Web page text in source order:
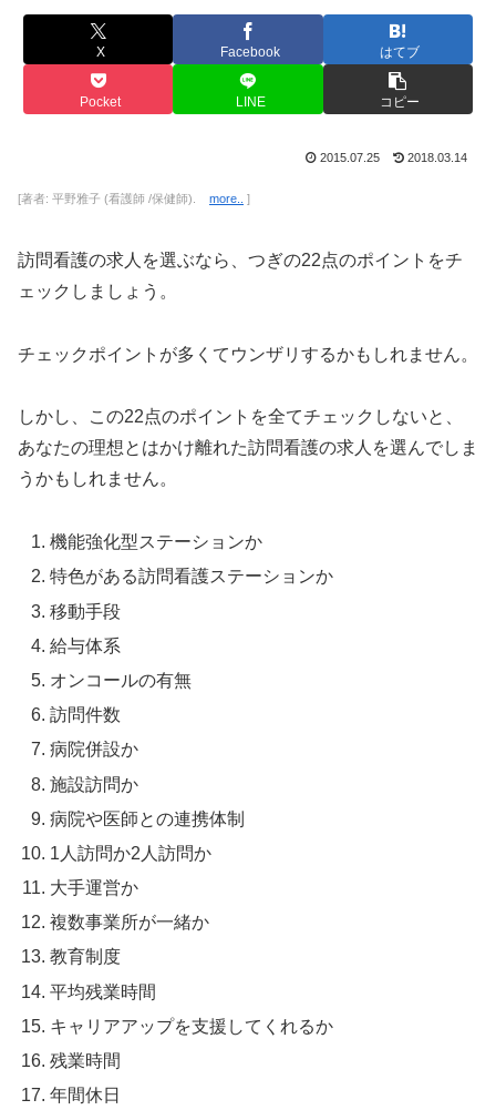
X Facebook はてブ
Pocket LINE コピー
2015.07.25 2018.03.14
[著者: 平野雅子 (看護師 /保健師). more.. ]
訪問看護の求人を選ぶなら、つぎの22点のポイントをチ
ェックしましょう。
チェックポイントが多くてウンザリするかもしれません。
しかし、この22点のポイントを全てチェックしないと、
あなたの理想とはかけ離れた訪問看護の求人を選んでしま
うかもしれません。
機能強化型ステーションか
特色がある訪問看護ステーションか
移動手段
給与体系
オンコールの有無
訪問件数
病院併設か
施設訪問か
病院や医師との連携体制
1人訪問か2人訪問か
大手運営か
複数事業所が一緒か
教育制度
平均残業時間
キャリアアップを支援してくれるか
残業時間
年間休日